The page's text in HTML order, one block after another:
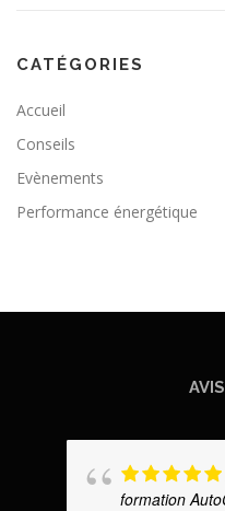
CATÉGORIES
Accueil
Conseils
Evènements
Performance énergétique
formation